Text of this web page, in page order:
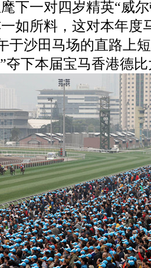
下一对四岁精英“威
如所料，这对本年度
于沙田马场的直路上
夺下本届宝马香港德